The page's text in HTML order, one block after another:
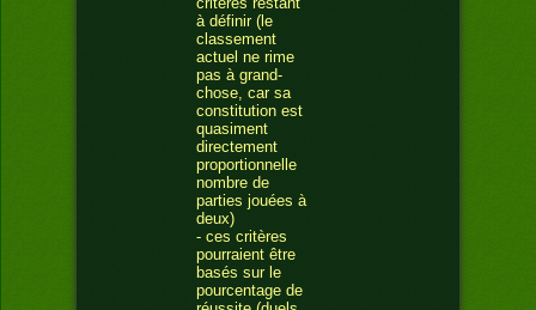
à définir (le
classement
actuel ne rime
pas à grand-
chose, car sa
constitution est
quasiment
directement
proportionnelle
nombre de
parties jouées à
deux)
- ces critères
pourraient être
basés sur le
pourcentage de